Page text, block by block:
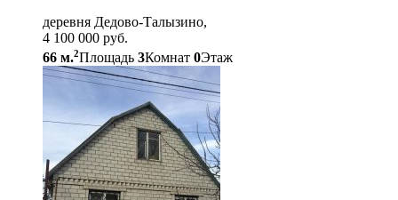
деревня Дедово-Талызино,
4 100 000 руб.
66 м.2Площадь 3Комнат 0Этаж